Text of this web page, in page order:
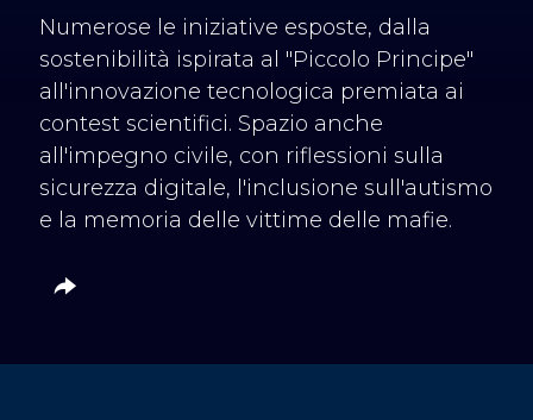
Numerose le iniziative esposte, dalla
sostenibilità ispirata al "Piccolo Principe"
all'innovazione tecnologica premiata ai
contest scientifici. Spazio anche
all'impegno civile, con riflessioni sulla
sicurezza digitale, l'inclusione sull'autismo
e la memoria delle vittime delle mafie.